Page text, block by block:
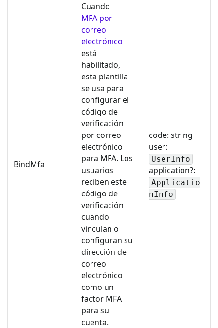
BindMfa
Cuando
MFA por
correo
electrónico
está
habilitado,
esta plantilla
se usa para
configurar el
código de
verificación
por correo
electrónico
para MFA. Los
usuarios
reciben este
código de
verificación
cuando
vinculan o
configuran su
dirección de
correo
electrónico
como un
factor MFA
para su
cuenta.
code: string
user:
UserInfo
application?:
Applicatio
nInfo